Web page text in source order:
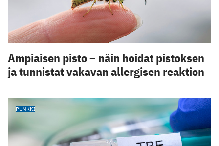
Ampiaisen pisto – näin hoidat pistoksen
ja tunnistat vakavan allergisen reaktion
PUNKKI